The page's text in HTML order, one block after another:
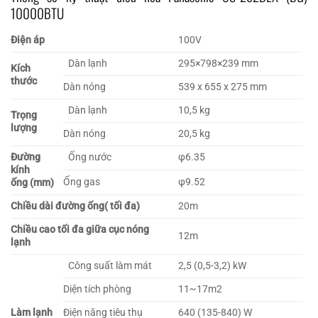
10000BTU
Điện áp 100V
Kích
thước
Dàn lạnh
295×798×239 mm
Dàn nóng
539 x ​​655 x 275 mm
Trọng
lượng
Dàn lạnh
10,5 kg
Dàn nóng
20,5 kg
Đường
kính
ống (mm)
Ống nước φ6.35
Ống gas
φ9.52
Chiều dài đường ống( tối đa)
20m
Chiều cao tối đa giữa cục nóng
lạnh
12m
Làm lạnh
Công suất làm mát
2,5 (0,5-3,2) kW
Diện tích phòng
11~17m2
Điện năng tiêu thụ
640 (135-840) W